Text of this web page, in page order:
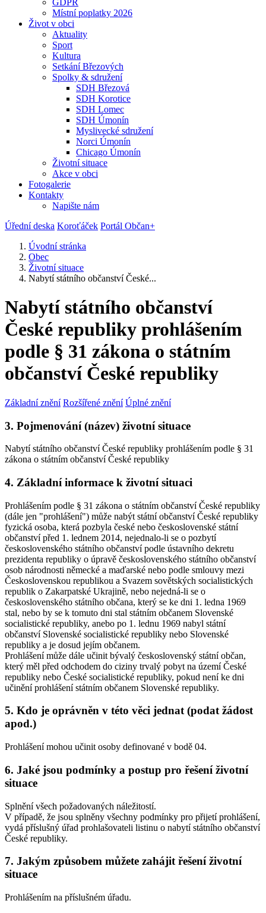
GDPR
Místní poplatky 2026
Život v obci
Aktuality
Sport
Kultura
Setkání Březových
Spolky & sdružení
SDH Březová
SDH Korotice
SDH Lomec
SDH Úmonín
Myslivecké sdružení
Norci Úmonín
Chicago Úmonín
Životní situace
Akce v obci
Fotogalerie
Kontakty
Napište nám
Úřední deska Koroťáček Portál Občan+
Úvodní stránka
Obec
Životní situace
Nabytí státního občanství České...
Nabytí státního občanství
České republiky prohlášením
podle § 31 zákona o státním
občanství České republiky
Základní znění Rozšířené znění Úplné znění
3. Pojmenování (název) životní situace
Nabytí státního občanství České republiky prohlášením podle § 31
zákona o státním občanství České republiky
4. Základní informace k životní situaci
Prohlášením podle § 31 zákona o státním občanství České republiky
(dále jen "prohlášení") může nabýt státní občanství České republiky
fyzická osoba, která pozbyla české nebo československé státní
občanství před 1. lednem 2014, nejednalo-li se o pozbytí
československého státního občanství podle ústavního dekretu
prezidenta republiky o úpravě československého státního občanství
osob národnosti německé a maďarské nebo podle smlouvy mezi
Československou republikou a Svazem sovětských socialistických
republik o Zakarpatské Ukrajině, nebo nejedná-li se o
československého státního občana, který se ke dni 1. ledna 1969
stal, nebo by se k tomuto dni stal státním občanem Slovenské
socialistické republiky, anebo po 1. lednu 1969 nabyl státní
občanství Slovenské socialistické republiky nebo Slovenské
republiky a je dosud jejím občanem.
Prohlášení může dále učinit bývalý československý státní občan,
který měl před odchodem do ciziny trvalý pobyt na území České
republiky nebo České socialistické republiky, pokud není ke dni
učinění prohlášení státním občanem Slovenské republiky.
5. Kdo je oprávněn v této věci jednat (podat žádost
apod.)
Prohlášení mohou učinit osoby definované v bodě 04.
6. Jaké jsou podmínky a postup pro řešení životní
situace
Splnění všech požadovaných náležitostí.
V případě, že jsou splněny všechny podmínky pro přijetí prohlášení,
vydá příslušný úřad prohlašovateli listinu o nabytí státního občanství
České republiky.
7. Jakým způsobem můžete zahájit řešení životní
situace
Prohlášením na příslušném úřadu.